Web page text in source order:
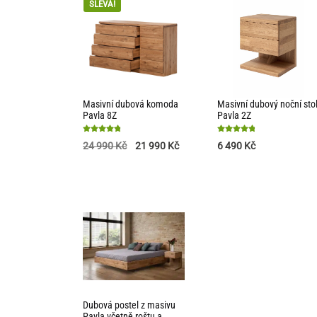
SLEVA!
Masivní dubová komoda
Pavla 8Z
4.88
24 990Kč 21 990 Kč
Masivní dubový noční
Pavla 2Z
4.85
6 490 Kč
Dubová postel z masivu